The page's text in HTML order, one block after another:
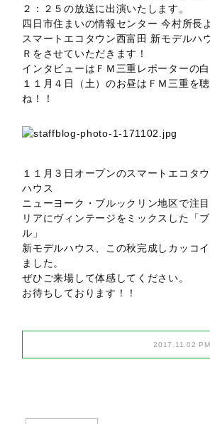
２：２５の放送に出演いたします。
四日市住まいの情報センター 今村所長
スマートエコタウン西富田 新モデルハ
Ｒをさせていただきます！
インタビューはＦＭ三重レポーターの白
１１月４日（土）のお昼はＦＭ三重を
ね！！
１１月３日オープンのスマートエコタ
ハウス
ニューヨーク・ブルックリン地区で注
リアにヴィンテージをミックスした「
ル」
新モデルハウス、この秋完成しカッコ
ました。
ぜひご来場して体感してください。
お待ちしております！！
2017.11.02